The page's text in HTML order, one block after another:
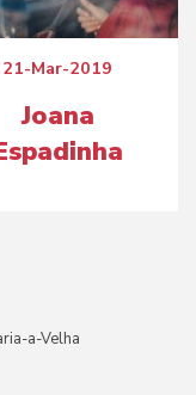
21-Mar-2019
Joana
a-Velha